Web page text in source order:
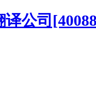
公司